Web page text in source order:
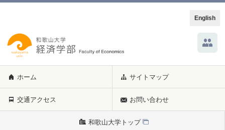
English
ホーム サイトマップ
交通アクセス お問い合わせ
和歌山大学トップ